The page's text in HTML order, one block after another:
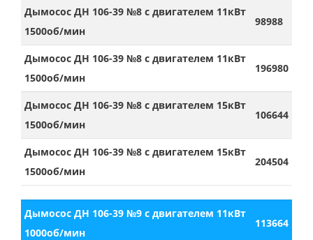
Дымосос ДН 106-39 №8 с двигателем 11кВт
1500об/мин
98988
Дымосос ДН 106-39 №8 с двигателем 11кВт
1500об/мин
196980
Дымосос ДН 106-39 №8 с двигателем 15кВт
1500об/мин
106644
Дымосос ДН 106-39 №8 с двигателем 15кВт
1500об/мин
204504
Дымосос ДН 106-39 №9 с двигателем 11кВт
1000об/мин
113664